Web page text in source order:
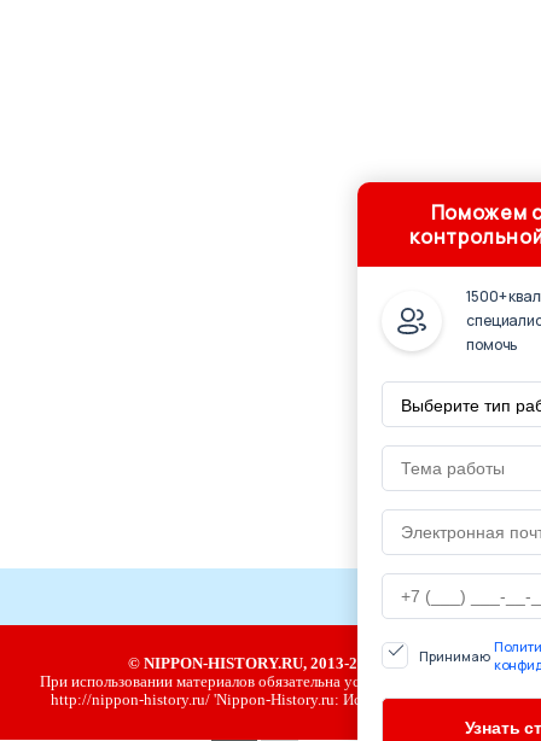
© NIPPON-HISTORY.RU, 2013-2020
При использовании материалов обязательна установка ссылки:
http://nippon-history.ru/ 'Nippon-History.ru: История Японии'
Поможем
1500+
помочь
Принимаю